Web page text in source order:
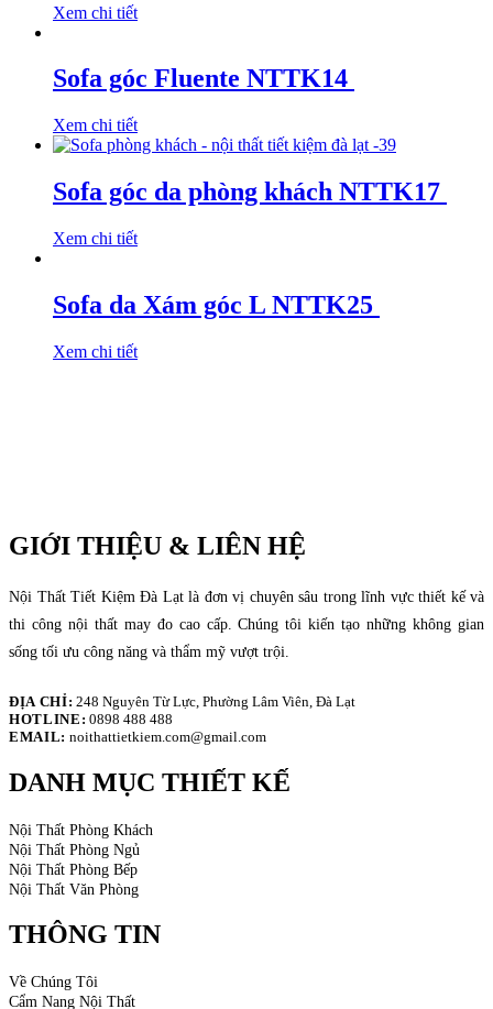
Xem chi tiết
Sofa góc Fluente NTTK14
Xem chi tiết
Sofa góc da phòng khách NTTK17
Xem chi tiết
Sofa da Xám góc L NTTK25
Xem chi tiết
GIỚI THIỆU & LIÊN HỆ
Nội Thất Tiết Kiệm Đà Lạt là đơn vị chuyên sâu trong lĩnh vực thiết kế và
thi công nội thất may đo cao cấp. Chúng tôi kiến tạo những không gian
sống tối ưu công năng và thẩm mỹ vượt trội.
ĐỊA CHỈ: 248 Nguyên Từ Lực, Phường Lâm Viên, Đà Lạt
HOTLINE: 0898 488 488
EMAIL: noithattietkiem.com@gmail.com
DANH MỤC THIẾT KẾ
Nội Thất Phòng Khách
Nội Thất Phòng Ngủ
Nội Thất Phòng Bếp
Nội Thất Văn Phòng
THÔNG TIN
Về Chúng Tôi
Cẩm Nang Nội Thất